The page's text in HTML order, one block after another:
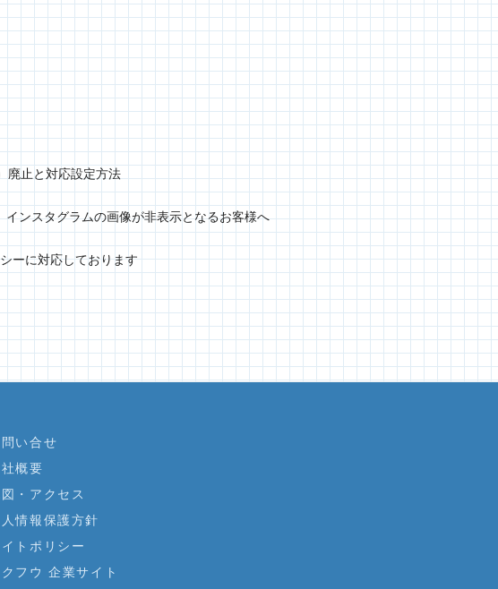
廃止と対応設定方法
ンスタグラムの画像が非表示となるお客様へ
ーに対応しております
い合せ
概要
・アクセス
情報保護方針
トポリシー
フウ 企業サイト